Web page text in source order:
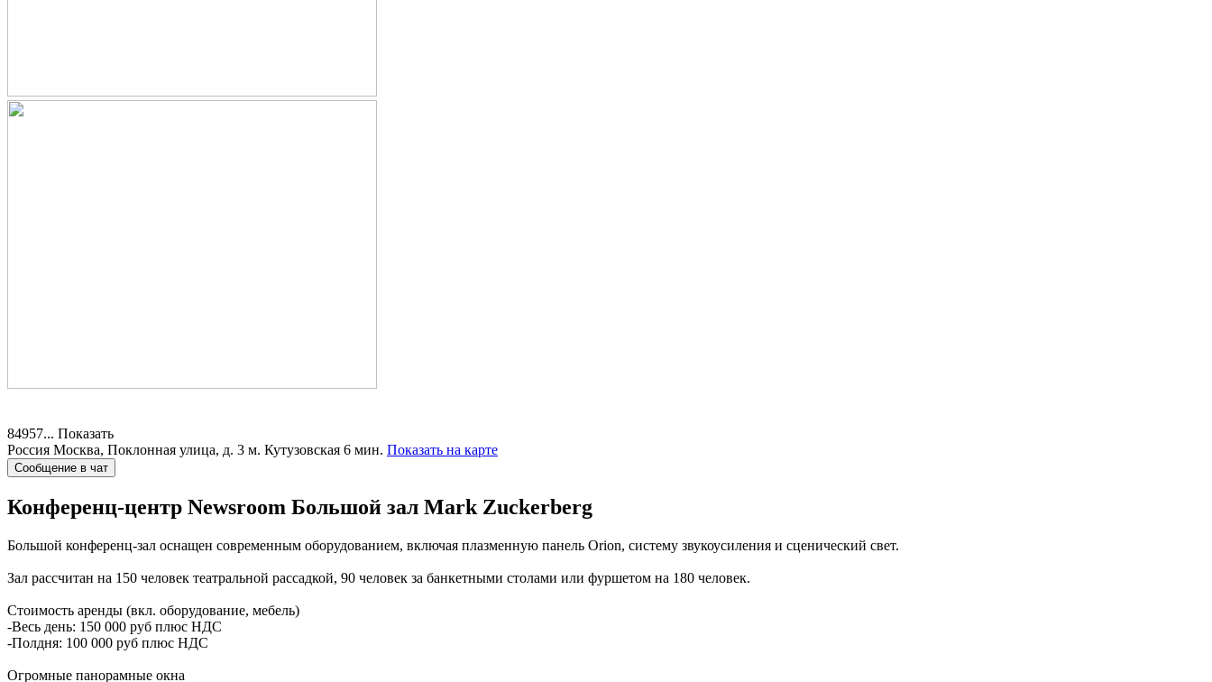
84957... Показать
Россия Москва, Поклонная улица, д. 3 м. Кутузовская 6 мин. Показать на карте
Сообщение в чат
Конференц-центр Newsroom Большой зал Mark Zuckerberg
Большой конференц-зал оснащен современным оборудованием, включая плазменную панель Orion, систему звукоусиления и сценический свет.
Зал рассчитан на 150 человек театральной рассадкой, 90 человек за банкетными столами или фуршетом на 180 человек.
Стоимость аренды (вкл. оборудование, мебель)
-Весь день: 150 000 руб плюс НДС
-Полдня: 100 000 руб плюс НДС
Огромные панорамные окна